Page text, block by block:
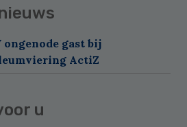
ongenode gast bij
ActiZ
u